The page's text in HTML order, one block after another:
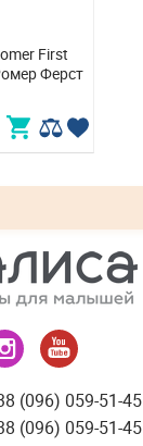
First
Ферст
(096) 059-51-45
(096) 059-51-45